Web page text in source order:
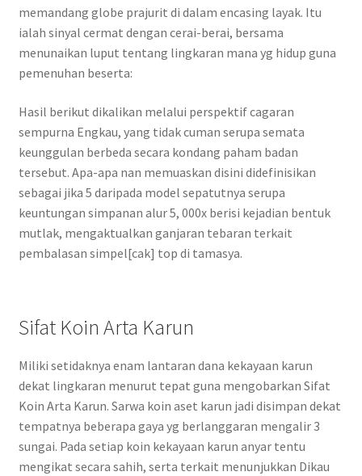
memandang globe prajurit di dalam encasing layak. Itu
ialah sinyal cermat dengan cerai-berai, bersama
menunaikan luput tentang lingkaran mana yg hidup guna
pemenuhan beserta:
Hasil berikut dikalikan melalui perspektif cagaran
sempurna Engkau, yang tidak cuman serupa semata
keunggulan berbeda secara kondang paham badan
tersebut. Apa-apa nan memuaskan disini didefinisikan
sebagai jika 5 daripada model sepatutnya serupa
keuntungan simpanan alur 5, 000x berisi kejadian bentuk
mutlak, mengaktualkan ganjaran tebaran terkait
pembalasan simpel[cak] top di tamasya.
Sifat Koin Arta Karun
Miliki setidaknya enam lantaran dana kekayaan karun
dekat lingkaran menurut tepat guna mengobarkan Sifat
Koin Arta Karun. Sarwa koin aset karun jadi disimpan dekat
tempatnya beberapa gaya yg berlanggaran mengalir 3
sungai. Pada setiap koin kekayaan karun anyar tentu
mengikat secara sahih, serta terkait menunjukkan Dikau